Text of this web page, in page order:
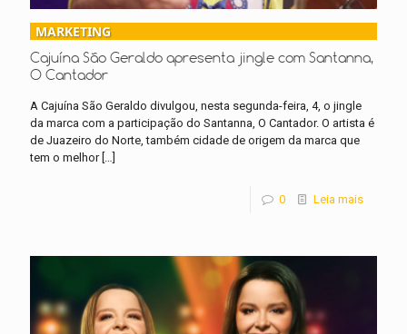
MARKETING
Cajuína São Geraldo apresenta jingle com Santanna,
O Cantador
A Cajuína São Geraldo divulgou, nesta segunda-feira, 4, o jingle
da marca com a participação do Santanna, O Cantador. O artista é
de Juazeiro do Norte, também cidade de origem da marca que
tem o melhor[…]
0 Leia mais